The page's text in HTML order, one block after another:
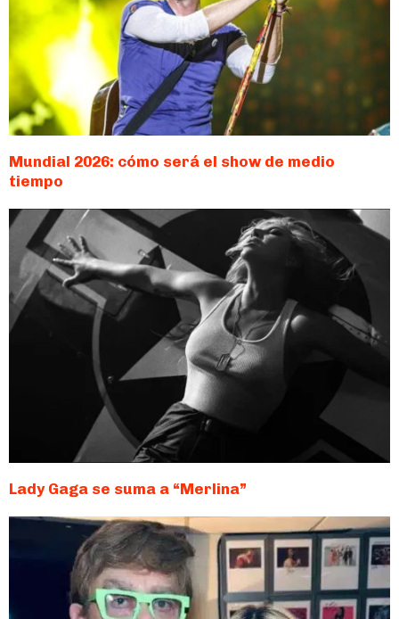
Mundial 2026: cómo será el show de medio
tiempo
Lady Gaga se suma a “Merlina”